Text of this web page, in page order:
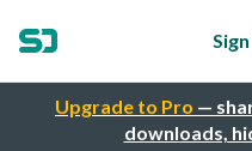
Upgrade to Pro —
downloads,